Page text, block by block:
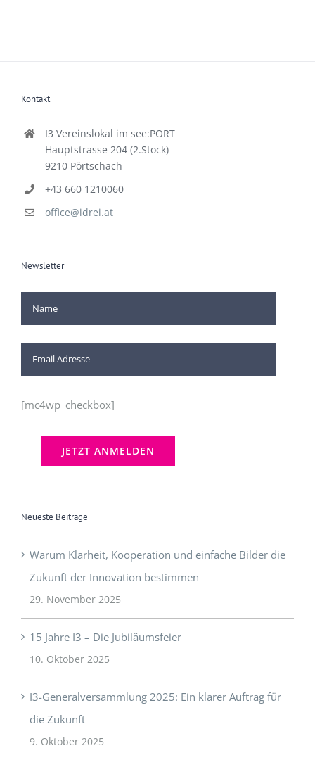
Kontakt
I3 Vereinslokal im see:PORT
Hauptstrasse 204 (2.Stock)
9210 Pörtschach
+43 660 1210060
office@idrei.at
Newsletter
[mc4wp_checkbox]
Neueste Beiträge
Warum Klarheit, Kooperation und einfache Bilder die
Zukunft der Innovation bestimmen
29. November 2025
15 Jahre I3 – Die Jubiläumsfeier
10. Oktober 2025
I3-Generalversammlung 2025: Ein klarer Auftrag für
die Zukunft
9. Oktober 2025